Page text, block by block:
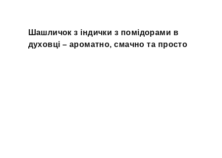
Шашличок з індички з помідорами в
духовці – ароматно, смачно та просто